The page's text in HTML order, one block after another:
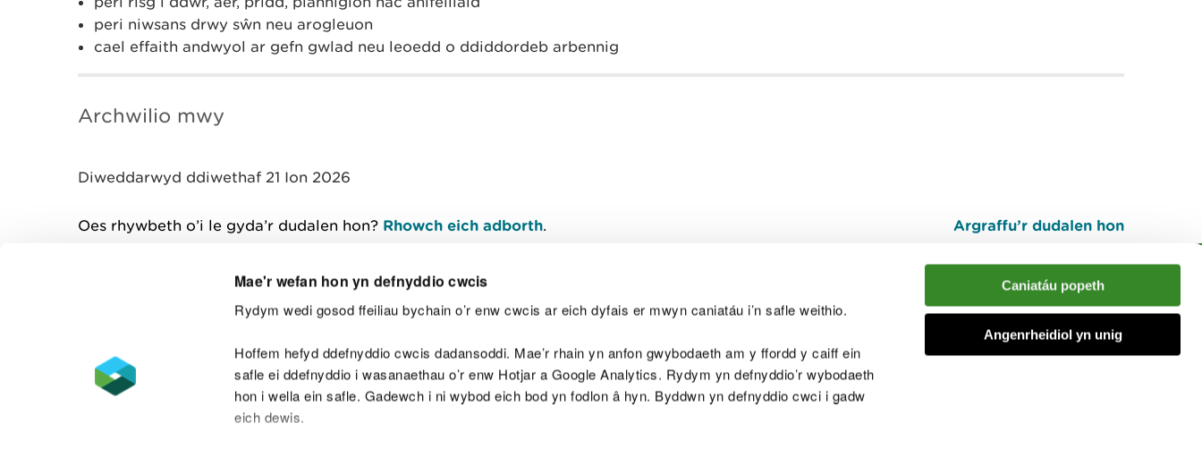
Mae'r wefan hon yn defnyddio cwcis
Rydym wedi gosod ffeiliau bychain o’r enw cwcis ar eich dyfais er mwyn caniatáu i’n safle weithio.
Hoffem hefyd ddefnyddio cwcis dadansoddi. Mae’r rhain yn anfon gwybodaeth am y ffordd y caiff ein
safle ei ddefnyddio i wasanaethau o’r enw Hotjar a Google Analytics. Rydym yn defnyddio’r wybodaeth
hon i wella ein safle. Gadewch i ni wybod eich bod yn fodlon â hyn. Byddwn yn defnyddio cwci i gadw
eich dewis.
Caniatáu popeth
Angenrheidiol yn unig
peri niwsans drwy sŵn neu arogleuon
cael effaith andwyol ar gefn gwlad neu leoedd o ddiddordeb arbennig
Archwilio mwy
Diweddarwyd ddiwethaf 21 Ion 2026
Oes rhywbeth o’i le gyda’r dudalen hon? Rhowch eich adborth. Argraffu’r dudalen hon
I fyny
Datganiad hygyrchedd Safonau'r Gymraeg